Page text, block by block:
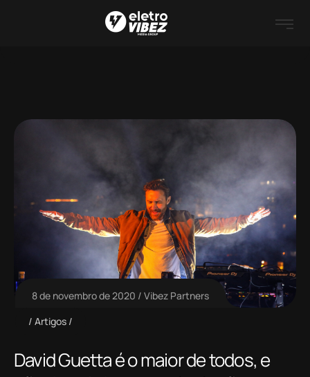
8 de novembro de 2020
Vibez Partners
Artigos
David Guetta é o maior de todos, e